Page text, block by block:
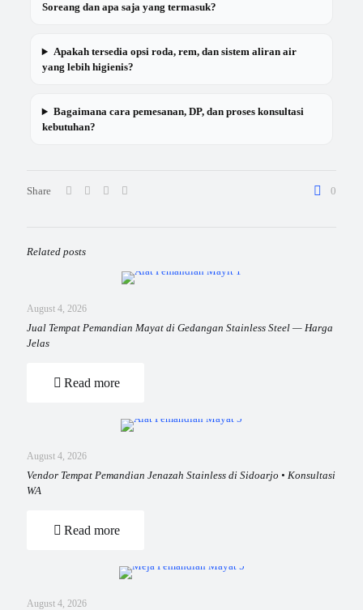
Soreang dan apa saja yang termasuk?
Apakah tersedia opsi roda, rem, dan sistem aliran air
yang lebih higienis?
Bagaimana cara pemesanan, DP, dan proses konsultasi
kebutuhan?
Share 0
Related posts
August 4, 2026
Jual Tempat Pemandian Mayat di Gedangan Stainless Steel — Harga
Jelas
Read more
August 4, 2026
Vendor Tempat Pemandian Jenazah Stainless di Sidoarjo • Konsultasi
WA
Read more
August 4, 2026